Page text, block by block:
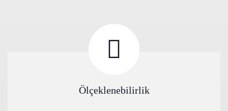
Ölçeklenebilirlik